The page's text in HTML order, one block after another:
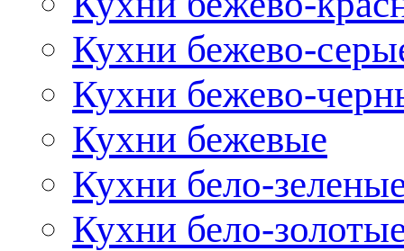
Кухни бежево-
Кухни бежево-
Кухни бежевые
Кухни бело-
Кухни бело-